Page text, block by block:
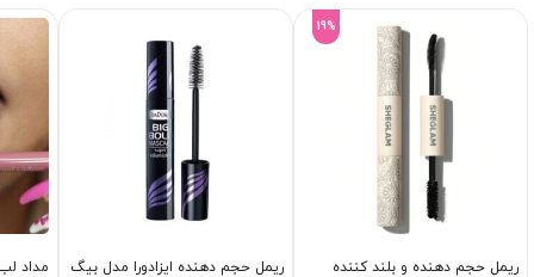
19%
ریمل حجم دهنده و بلند کننده
ریمل حجم دهنده ایزادورا مدل بیگ
مداد لب